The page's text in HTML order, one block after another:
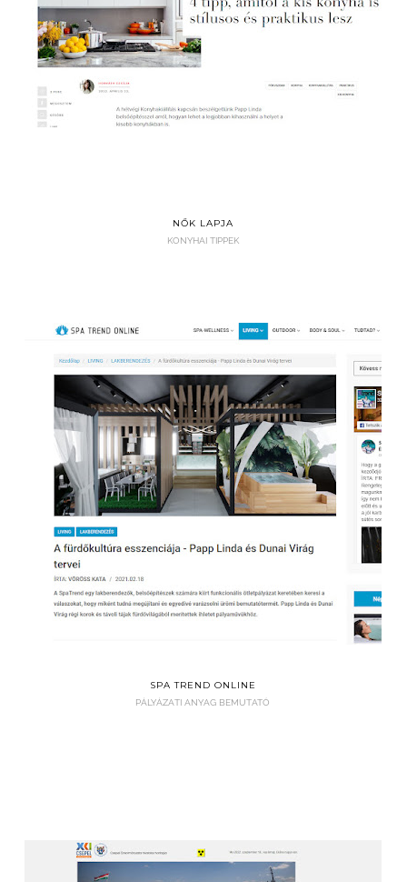
NŐK LAPJA
KONYHAI TIPPEK
SPA TREND ONLINE
PÁLYÁZATI ANYAG BEMUTATÓ